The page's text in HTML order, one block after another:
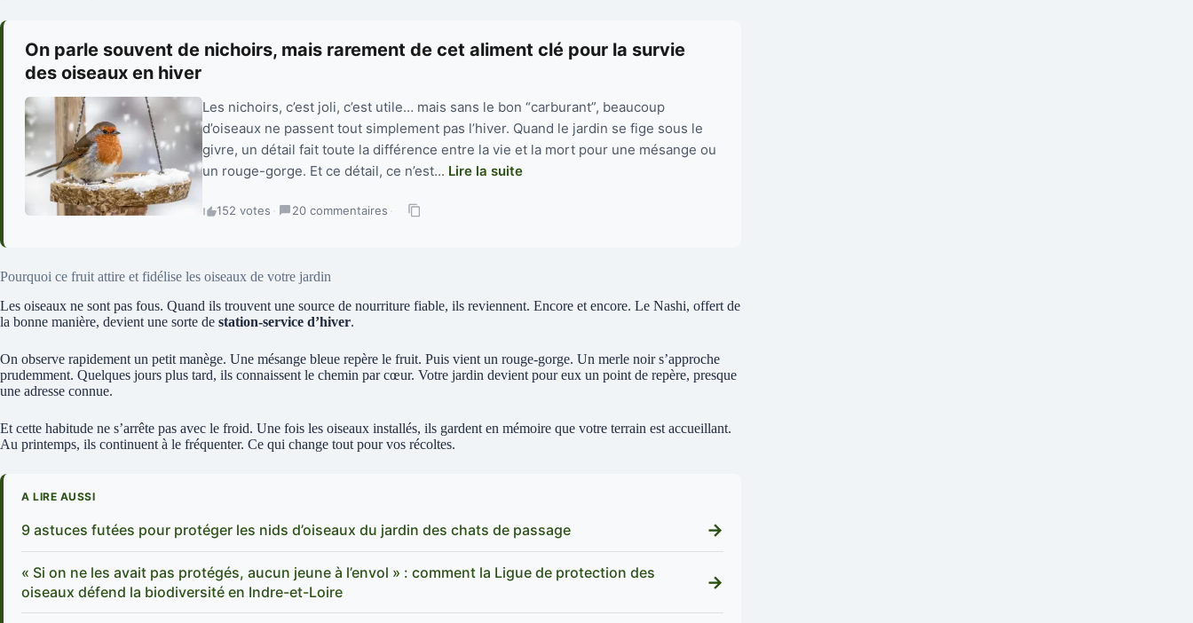
On parle souvent de nichoirs, mais rarement de cet aliment clé pour la survie
des oiseaux en hiver
Les nichoirs, c’est joli, c’est utile… mais sans le bon “carburant”, beaucoup
d’oiseaux ne passent tout simplement pas l’hiver. Quand le jardin se fige sous le
givre, un détail fait toute la différence entre la vie et la mort pour une mésange ou
un rouge-gorge. Et ce détail, ce n’est... Lire la suite
152 votes · 20 commentaires ·
Pourquoi ce fruit attire et fidélise les oiseaux de votre jardin
Les oiseaux ne sont pas fous. Quand ils trouvent une source de nourriture fiable, ils reviennent. Encore et encore. Le Nashi, offert de
la bonne manière, devient une sorte de station-service d’hiver.
On observe rapidement un petit manège. Une mésange bleue repère le fruit. Puis vient un rouge-gorge. Un merle noir s’approche
prudemment. Quelques jours plus tard, ils connaissent le chemin par cœur. Votre jardin devient pour eux un point de repère, presque
une adresse connue.
Et cette habitude ne s’arrête pas avec le froid. Une fois les oiseaux installés, ils gardent en mémoire que votre terrain est accueillant.
Au printemps, ils continuent à le fréquenter. Ce qui change tout pour vos récoltes.
A LIRE AUSSI
9 astuces futées pour protéger les nids d’oiseaux du jardin des chats de passage →
« Si on ne les avait pas protégés, aucun jeune à l’envol » : comment la Ligue de protection des
oiseaux défend la biodiversité en Indre-et-Loire
→